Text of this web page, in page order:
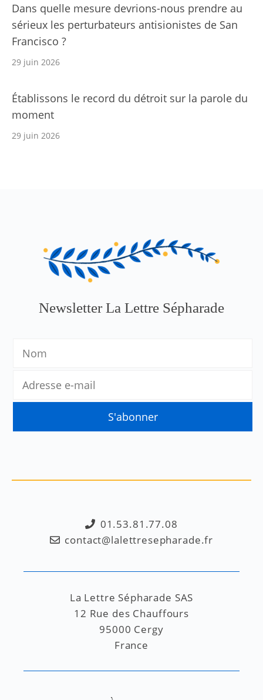
Dans quelle mesure devrions-nous prendre au
sérieux les perturbateurs antisionistes de San
Francisco ?
29 juin 2026
Établissons le record du détroit sur la parole du
moment
29 juin 2026
Newsletter La Lettre Sépharade
01.53.81.77.08
contact@lalettresepharade.fr
La Lettre Sépharade SAS
12 Rue des Chauffours
95000 Cergy
France